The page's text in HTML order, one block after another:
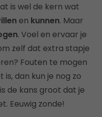
is wel de kern wat
en kunnen. Maar
. Voel en ervaar je
zelf dat extra stapje
Fouten te mogen
dan kun je nog zo
de kans groot dat je
Eeuwig zonde!